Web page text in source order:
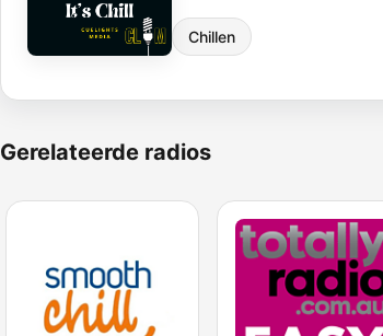
Chillen
Gerelateerde radios